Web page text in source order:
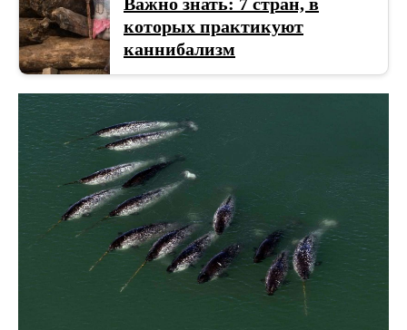
которых практикуют
каннибализм